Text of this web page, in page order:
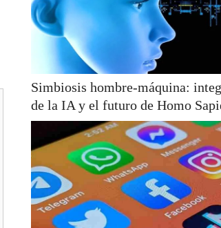
Simbiosis hombre-máquina:
de la IA y el futuro de Homo